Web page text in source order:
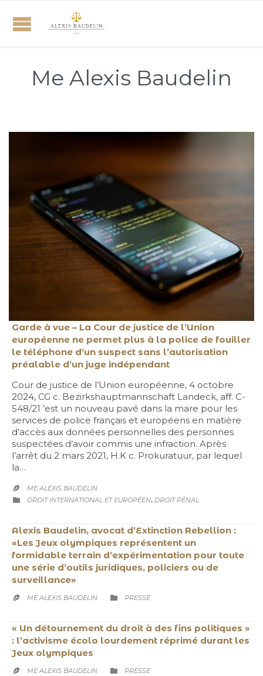
Me Alexis Baudelin
Garde à vue – La Cour de justice de l’Union
européenne ne permet plus à la police de fouiller
le téléphone d’un suspect sans l’autorisation
préalable d’un juge indépendant
Cour de justice de l’Union européenne, 4 octobre
2024, CG c. Bezirkshauptmannschaft Landeck, aff. C-
548/21 ’est un nouveau pavé dans la mare pour les
services de police français et européens en matière
d’accès aux données personnelles des personnes
suspectées d’avoir commis une infraction. Après
l’arrêt du 2 mars 2021, H.K c. Prokuratuur, par lequel
la…
 ME ALEXIS BAUDELIN
 CATEGORY
DROIT INTERNATIONAL ET EUROPÉEN,DROIT PÉNAL
Alexis Baudelin, avocat d’Extinction Rebellion :
«Les Jeux olympiques représentent un
formidable terrain d’expérimentation pour toute
une série d’outils juridiques, policiers ou de
surveillance»
 ME ALEXIS BAUDELIN  CATEGORY
PRESSE
« Un détournement du droit à des fins politiques »
: l’activisme écolo lourdement réprimé durant les
Jeux olympiques
 ME ALEXIS BAUDELIN  CATEGORY
PRESSE